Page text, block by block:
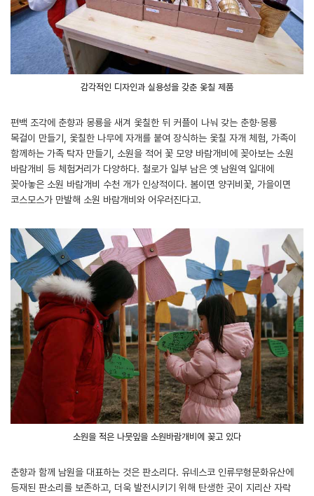
감각적인 디자인과 실용성을 갖춘 옻칠 제품
편백 조각에 춘향과 몽룡을 새겨 옻칠한 뒤 커플이 나눠 갖는 춘향·몽룡
목걸이 만들기, 옻칠한 나무에 자개를 붙여 장식하는 옻칠 자개 체험, 가족이
함께하는 가족 탁자 만들기, 소원을 적어 꽃 모양 바람개비에 꽂아보는 소원
바람개비 등 체험거리가 다양하다. 철로가 일부 남은 옛 남원역 일대에
꽂아놓은 소원 바람개비 수천 개가 인상적이다. 봄이면 양귀비꽃, 가을이면
코스모스가 만발해 소원 바람개비와 어우러진다고.
소원을 적은 나뭇잎을 소원바람개비에 꽂고 있다
춘향과 함께 남원을 대표하는 것은 판소리다. 유네스코 인류무형문화유산에
등재된 판소리를 보존하고, 더욱 발전시키기 위해 탄생한 곳이 지리산 자락